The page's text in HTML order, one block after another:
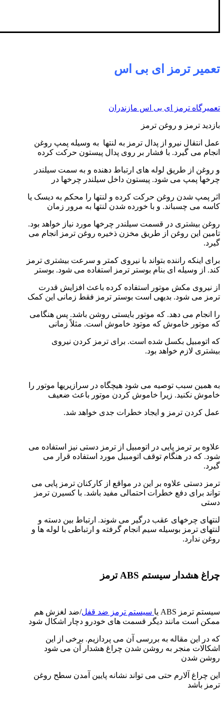
تعمیر ترمز ای بی اس
تعمیرگاه ترمز ای بی اس مازندران
بازدید ترمز و روغن ترمز
عمل انتقال نیرو از پدال ترمز به لنتها به وسیله پمپ روغن
انجام می گیرد. با فشار بر روی پدال پیستون حرکت کرده
و روغن از طریق لوله های ارتباط دهنده و به سمت سیلندر
چرخها پمپ می شود. پیستون داخل سیلندر چرخها در
اثر پمپ شدن روغن حرکت کرده و لنتها را محکم به دیسک یا
کاسه می چسباند. و با خورده شدن لنتها به مرور زمان
روغن بیشتری در قسمت سیلندر چرخها مورد نیاز خواهد بود.
تامین این روغن از طریق مخزن ذخیره روغن ترمز انجام می
گیرد.
برای اینکه راننده بتواند با نیروی کمتر و سرعت بیشتری ترمز
کند. از وسیله ای بنام بوستر ترمز استفاده می شود. بوستر
از نیروی مکش موتور استفاده کرده باعث افزایش قدرت
ترمز می شود. بدیهی است بوستر ترمز فقط زمانی این کمک
را انجام می دهد. که موتور بایستی روشن باشد. پس هنگامی
که موتور خاموش که موتود خاموش است. مثلاً زمانی
که اتومبیل بکسل شده است. برای ترمز کردن نیروی
بیشتری لازم خواهد بود.
به همین سبب توصیه می شود هیچگاه در سرازیریها موتور را
خاموش نکنید. زیرا خاموش کردن موتور باعث ضعیف
عمل کردن ترمز و ایجاد خطرات جدی خواهد شد.
علاوه بر ترمز پایی در اتومبیل از ترمز دستی نیز استفاده می
شود. که در هنگام توقف اتومبیل مورد استفاده قرار می
گیرد.
ترمز دستی علاوه بر این در مواقع از کارکنان ترمز پایی می
تواند برای دفع خطرات احتمالی مفید باشد. با کسیرن ترمز
دستی
لنتهای چرخهای عقب درگیر می شوند. ارتباط بین دسته و
لنتهای ترمز بوسیله سیم انجام گرفته و ارتباطی با لوله ها و
روغن ندارد.
چراغ هشدار سیستم ABS ترمز
سیستم ترمز ABS یا سیستم ترمز ضد قفل/ضد لغزش هم
ممکن است مانند دیگر قسمت های خودرو دچار اشکال شود
که در این مقاله به بررسی آن می پردازیم. برخی از این
اشکالات منجر به روشن شدن چراغ هشدار آن می شود
روشن شدن
این چراغ آلارم حتی می تواند نشانه پایین آمدن سطح روغن
ترمز باشد